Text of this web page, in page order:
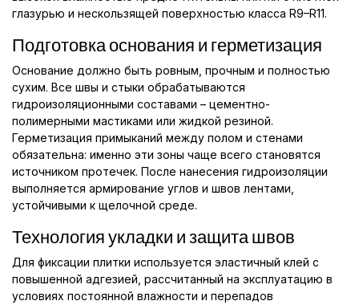
глазурью и нескользящей поверхностью класса R9–R11.
Подготовка основания и герметизация
Основание должно быть ровным, прочным и полностью
сухим. Все швы и стыки обрабатываются
гидроизоляционными составами – цементно-
полимерными мастиками или жидкой резиной.
Герметизация примыканий между полом и стенами
обязательна: именно эти зоны чаще всего становятся
источником протечек. После нанесения гидроизоляции
выполняется армирование углов и швов лентами,
устойчивыми к щелочной среде.
Технология укладки и защита швов
Для фиксации плитки используется эластичный клей с
повышенной адгезией, рассчитанный на эксплуатацию в
условиях постоянной влажности и перепадов